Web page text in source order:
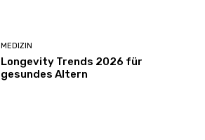
MEDIZIN
Longevity Trends 2026 für
gesundes Altern